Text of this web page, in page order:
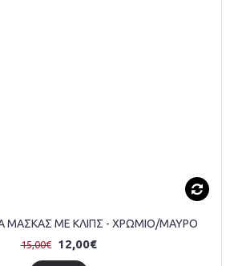
ΜΑΣΚΑΣ ΜΕ ΚΛΙΠΣ - ΧΡΩΜΙΟ/ΜΑΥΡΟ
15,00€ 12,00€